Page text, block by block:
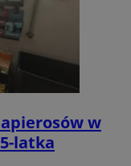
w
latka